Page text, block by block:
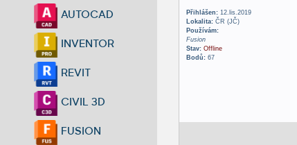
AUTOCAD
INVENTOR
REVIT
CIVIL 3D
FUSION
Přihlášen:12.lis.2019
Lokalita:ČR (JČ)
Používám:
Fusion
Stav: Offline
Bodů:67